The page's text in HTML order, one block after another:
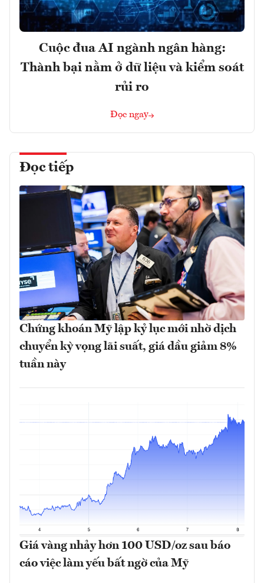
Cuộc đua AI ngành ngân hàng:
Thành bại nằm ở dữ liệu và kiểm soát
rủi ro
Đọc ngay
Đọc tiếp
Chứng khoán Mỹ lập kỷ lục mới nhờ dịch
chuyển kỳ vọng lãi suất, giá dầu giảm 8%
tuần này
Giá vàng nhảy hơn 100 USD/oz sau báo
cáo việc làm yếu bất ngờ của Mỹ